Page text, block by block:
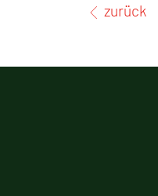
zurück